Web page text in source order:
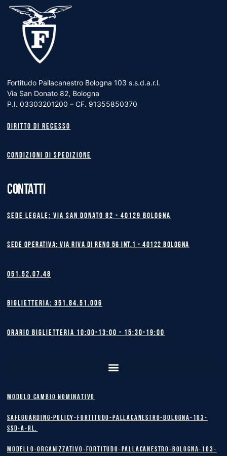
Fortitudo Pallacanestro Bologna 103 s.s.d.a.r.l.
Via San Donato 82, Bologna
P.I. 03303201200 – CF. 91355850370
Diritto di recesso
Condizioni di spedizione
CONTATTI
Sede legale: Via San Donato 82 - 40129 BOLOGNA
Sede operativa: Via Riva di Reno 56 int.1 - 40122 BOLOGNA
051.52.07.48
Biglietteria: 351.84.51.006
Orario biglietteria 10:00-13:00 - 15:30-19:00
MODULO CAMBIO NOMINATIVO
safeguarding-policy-Fortitudo-Pallacanestro-Bologna-103-
SSD-A-RL.
Modello-Organizzativo-Fortitudo-Pallacanestro-Bologna-103-